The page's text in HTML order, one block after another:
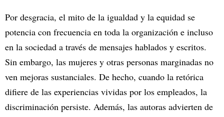
Por desgracia, el mito de la igualdad y la equidad se
potencia con frecuencia en toda la organización e incluso
en la sociedad a través de mensajes hablados y escritos.
Sin embargo, las mujeres y otras personas marginadas no
ven mejoras sustanciales. De hecho, cuando la retórica
difiere de las experiencias vividas por los empleados, la
discriminación persiste. Además, las autoras advierten de